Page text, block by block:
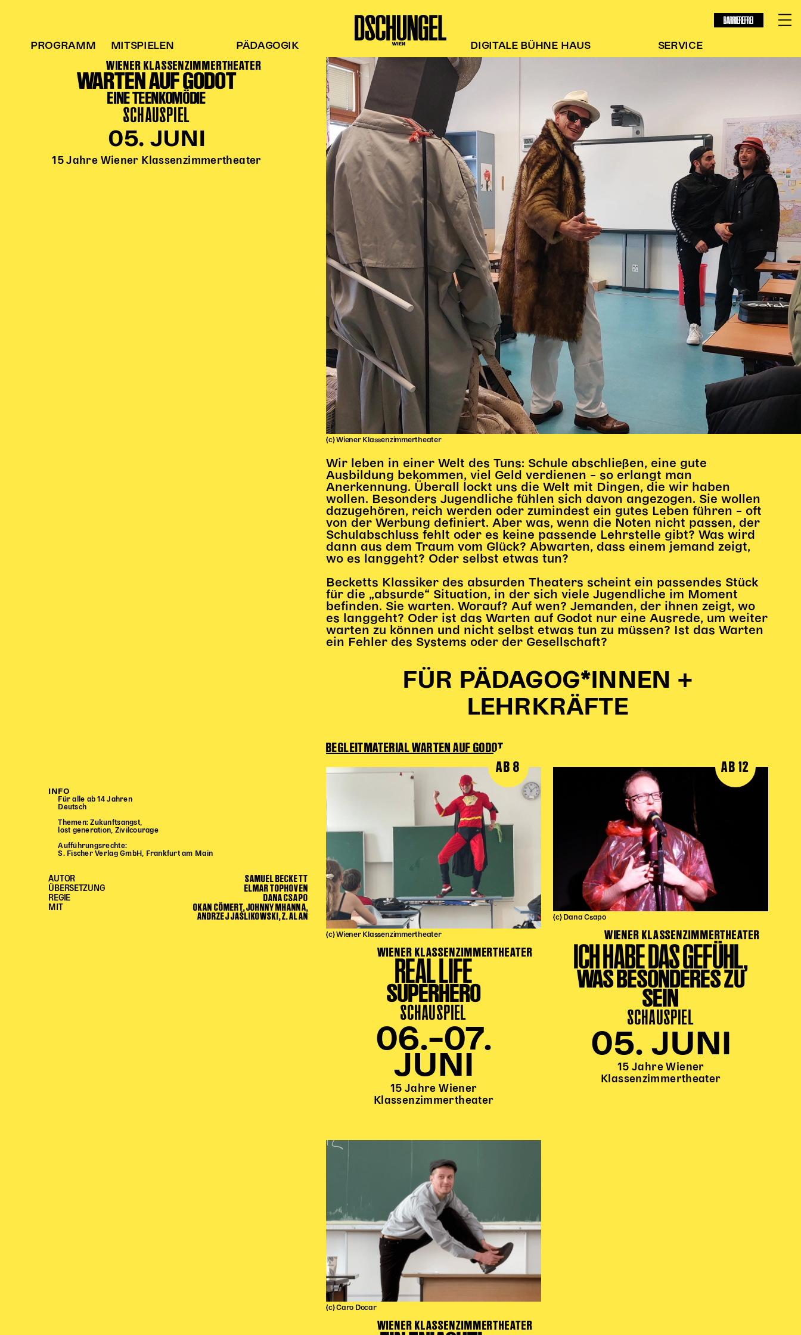
BARRIEREFREI
PROGRAMM MITSPIELEN PÄDAGOGIK DIGITALE BÜHNE HAUS SERVICE
(c) Wiener Klassenzimmertheater
WIENER KLASSENZIMMERTHEATER
WARTEN AUF GODOT
EINE TEENKOMÖDIE
SCHAUSPIEL
05. JUNI
15 Jahre Wiener Klassenzimmertheater
INFO
Für alle ab 14 Jahren
Deutsch
Themen: Zukunftsangst,
lost generation, Zivilcourage
Aufführungsrechte:
S. Fischer Verlag GmbH, Frankfurt am Main
AUTOR SAMUEL BECKETT
ÜBERSETZUNG ELMAR TOPHOVEN
REGIE DANA CSAPO
MIT OKAN CÖMERT, JOHNNY MHANNA,
ANDRZEJ JAŚLIKOWSKI, Z. ALAN
Wir leben in einer Welt des Tuns: Schule abschließen, eine gute
Ausbildung bekommen, viel Geld verdienen – so erlangt man
Anerkennung. Überall lockt uns die Welt mit Dingen, die wir haben
wollen. Besonders Jugendliche fühlen sich davon angezogen. Sie wollen
dazugehören, reich werden oder zumindest ein gutes Leben führen – oft
von der Werbung definiert. Aber was, wenn die Noten nicht passen, der
Schulabschluss fehlt oder es keine passende Lehrstelle gibt? Was wird
dann aus dem Traum vom Glück? Abwarten, dass einem jemand zeigt,
wo es langgeht? Oder selbst etwas tun?
Becketts Klassiker des absurden Theaters scheint ein passendes Stück
für die „absurde“ Situation, in der sich viele Jugendliche im Moment
befinden. Sie warten. Worauf? Auf wen? Jemanden, der ihnen zeigt, wo
es langgeht? Oder ist das Warten auf Godot nur eine Ausrede, um weiter
warten zu können und nicht selbst etwas tun zu müssen? Ist das Warten
ein Fehler des Systems oder der Gesellschaft?
FÜR PÄDAGOG*INNEN +
LEHRKRÄFTE
BEGLEITMATERIAL WARTEN AUF GODOT
(c) Wiener Klassenzimmertheater
AB 8
WIENER KLASSENZIMMERTHEATER
REAL LIFE
SUPERHERO
SCHAUSPIEL
06.–07.
JUNI
15 Jahre Wiener
Klassenzimmertheater
(c) Dana Csapo
AB 12
WIENER KLASSENZIMMERTHEATER
ICH HABE DAS GEFÜHL,
WAS BESONDERES ZU
SEIN
SCHAUSPIEL
05. JUNI
15 Jahre Wiener
Klassenzimmertheater
(c) Caro Docar
WIENER KLASSENZIMMERTHEATER